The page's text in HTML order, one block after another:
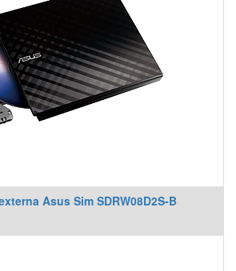
Asus Sim SDRW08D2S-B